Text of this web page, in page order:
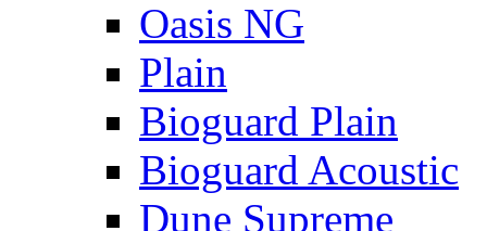
Oasis NG
Plain
Bioguard Plain
Bioguard Acoustic
Dune Supreme